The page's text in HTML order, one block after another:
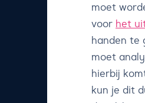
moet
voor het
handen te
moet
hierbij
kun je dit